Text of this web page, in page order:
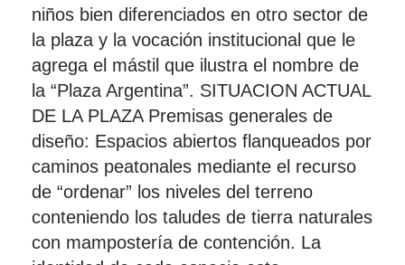
niños bien diferenciados en otro sector de
la plaza y la vocación institucional que le
agrega el mástil que ilustra el nombre de
la “Plaza Argentina”. SITUACION ACTUAL
DE LA PLAZA Premisas generales de
diseño: Espacios abiertos flanqueados por
caminos peatonales mediante el recurso
de “ordenar” los niveles del terreno
conteniendo los taludes de tierra naturales
con mampostería de contención. La